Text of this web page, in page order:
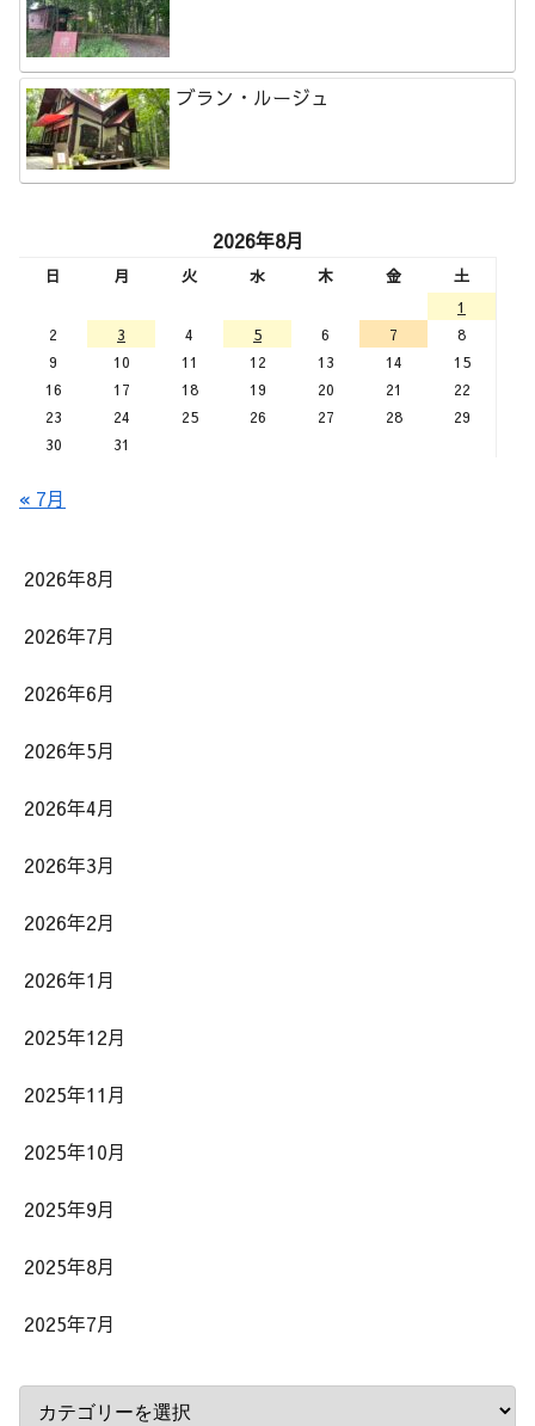
ブラン・ルージュ
2026年8月
日 月 火 水 木 金
土
1
2
3 4 5 6 7
8
9
10 11 12 13 14
15
16
17 18 19 20 21
22
23
24 25 26 27 28
29
30
31
« 7月
2026年8月
2026年7月
2026年6月
2026年5月
2026年4月
2026年3月
2026年2月
2026年1月
2025年12月
2025年11月
2025年10月
2025年9月
2025年8月
2025年7月